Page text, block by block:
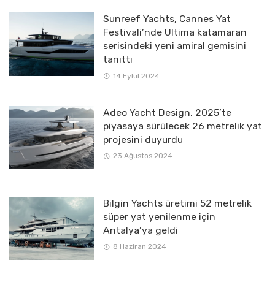
Sunreef Yachts, Cannes Yat
Festivali’nde Ultima katamaran
serisindeki yeni amiral gemisini
tanıttı
14 Eylül 2024
Adeo Yacht Design, 2025’te
piyasaya sürülecek 26 metrelik yat
projesini duyurdu
23 Ağustos 2024
Bilgin Yachts üretimi 52 metrelik
süper yat yenilenme için
Antalya’ya geldi
8 Haziran 2024